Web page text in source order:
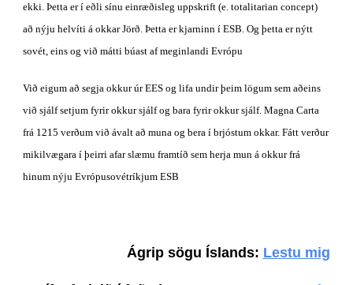
ekki. Þetta er í eðli sínu einræðisleg uppskrift (e. totalitarian concept)
að nýju helvíti á okkar Jörð. Þetta er kjarninn í ESB. Og þetta er nýtt
sovét, eins og við mátti búast af meginlandi Evrópu
Við eigum að segja okkur úr EES og lifa undir þeim lögum sem aðeins
við sjálf setjum fyrir okkur sjálf og bara fyrir okkur sjálf. Magna Carta
frá 1215 verðum við ávalt að muna og bera í brjóstum okkar. Fátt verður
mikilvægara í þeirri afar slæmu framtíð sem herja mun á okkur frá
hinum nýju Evrópusovétríkjum ESB
Ágrip sögu Íslands: Lestu mig